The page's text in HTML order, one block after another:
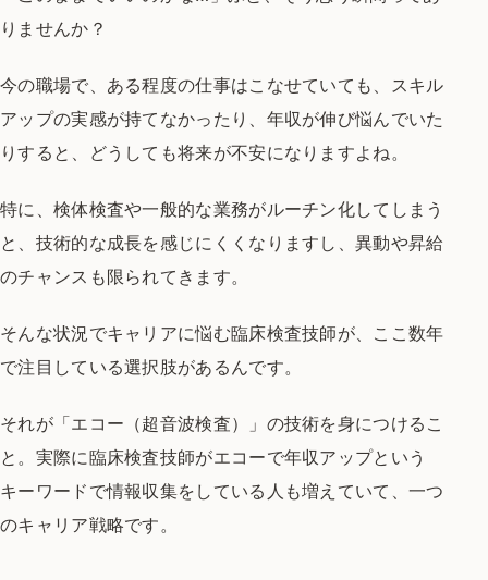
りませんか？
今の職場で、ある程度の仕事はこなせていても、
スキル
アップの実感が持てなかったり、 年収が伸び悩んでいた
りすると、
どうしても将来が不安になりますよね。
特に、検体検査や一般的な業務がルーチン化してしまう
と、 技術的な成長を感じにくくなりますし、異動や昇給
のチャンスも限られてきます。
そんな状況でキャリアに悩む臨床検査技師が、 ここ数年
で注目している選択肢があるんです。
それが「エコー（超音波検査）」の技術を身につけるこ
と。 実際に臨床検査技師がエコーで年収アップという
キーワードで情報収集をしている人も増えていて、一つ
のキャリア戦略です。